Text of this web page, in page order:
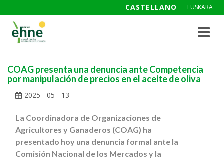
CASTELLANO EUSKARA
Toggle
COAG presenta una denuncia ante Competencia
por manipulación de precios en el aceite de oliva
2025 - 05 - 13
La Coordinadora de Organizaciones de
Agricultores y Ganaderos (COAG) ha
presentado hoy una denuncia formal ante la
Comisión Nacional de los Mercados y la